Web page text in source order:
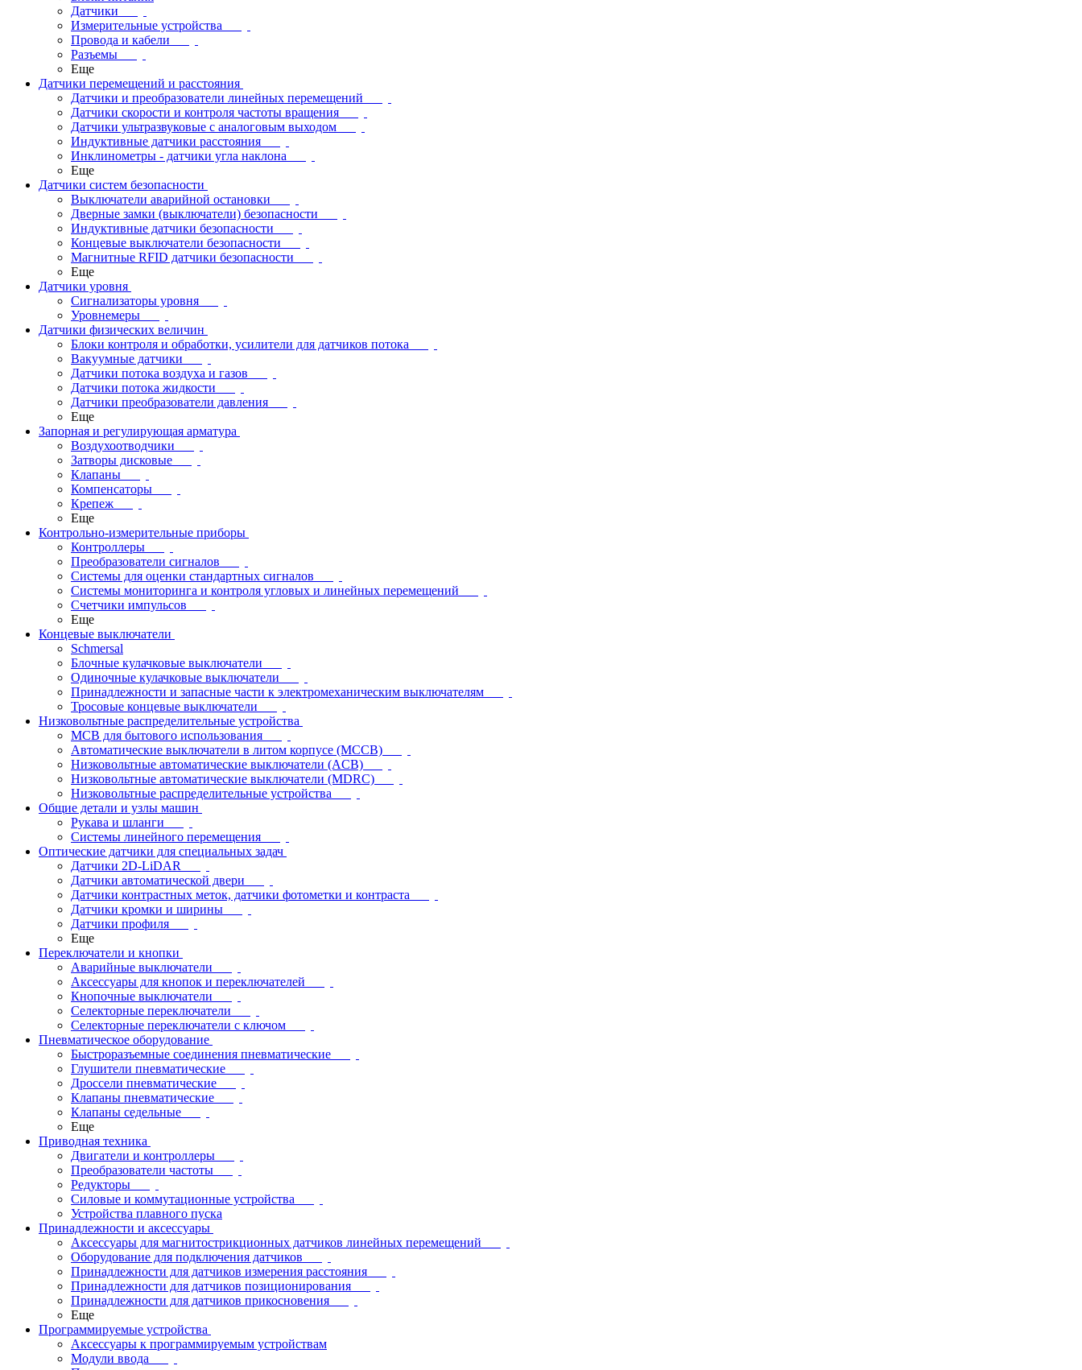
Датчики
Измерительные устройства
Провода и кабели
Разъемы
Еще
Датчики перемещений и расстояния
Датчики и преобразователи линейных перемещений
Датчики скорости и контроля частоты вращения
Датчики ультразвуковые с аналоговым выходом
Индуктивные датчики расстояния
Инклинометры - датчики угла наклона
Еще
Датчики систем безопасности
Выключатели аварийной остановки
Дверные замки (выключатели) безопасности
Индуктивные датчики безопасности
Концевые выключатели безопасности
Магнитные RFID датчики безопасности
Еще
Датчики уровня
Сигнализаторы уровня
Уровнемеры
Датчики физических величин
Блоки контроля и обработки, усилители для датчиков потока
Вакуумные датчики
Датчики потока воздуха и газов
Датчики потока жидкости
Датчики преобразователи давления
Еще
Запорная и регулирующая арматура
Воздухоотводчики
Затворы дисковые
Клапаны
Компенсаторы
Крепеж
Еще
Контрольно-измерительные приборы
Контроллеры
Преобразователи сигналов
Системы для оценки стандартных сигналов
Системы мониторинга и контроля угловых и линейных перемещений
Счетчики импульсов
Еще
Концевые выключатели
Schmersal
Блочные кулачковые выключатели
Одиночные кулачковые выключатели
Принадлежности и запасные части к электромеханическим выключателям
Тросовые концевые выключатели
Низковольтные распределительные устройства
MCB для бытового использования
Автоматические выключатели в литом корпусе (MCCB)
Низковольтные автоматические выключатели (ACB)
Низковольтные автоматические выключатели (MDRC)
Низковольтные распределительные устройства
Общие детали и узлы машин
Рукава и шланги
Системы линейного перемещения
Оптические датчики для специальных задач
Датчики 2D-LiDAR
Датчики автоматической двери
Датчики контрастных меток, датчики фотометки и контраста
Датчики кромки и ширины
Датчики профиля
Еще
Переключатели и кнопки
Аварийные выключатели
Аксессуары для кнопок и переключателей
Кнопочные выключатели
Селекторные переключатели
Селекторные переключатели с ключом
Пневматическое оборудование
Быстроразъемные соединения пневматические
Глушители пневматические
Дроссели пневматические
Клапаны пневматические
Клапаны седельные
Еще
Приводная техника
Двигатели и контроллеры
Преобразователи частоты
Редукторы
Силовые и коммутационные устройства
Устройства плавного пуска
Принадлежности и аксессуары
Аксессуары для магнитострикционных датчиков линейных перемещений
Оборудование для подключения датчиков
Принадлежности для датчиков измерения расстояния
Принадлежности для датчиков позиционирования
Принадлежности для датчиков прикосновения
Еще
Программируемые устройства
Аксессуары к программируемым устройствам
Модули ввода